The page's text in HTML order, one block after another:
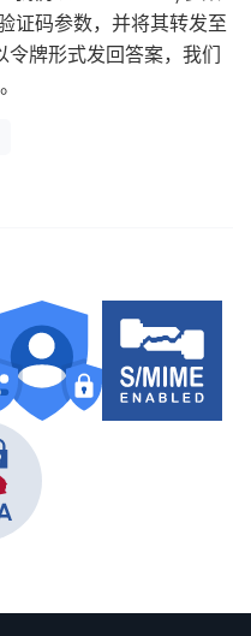
证码参数，并将其转发至
牌形式发回答案，我们